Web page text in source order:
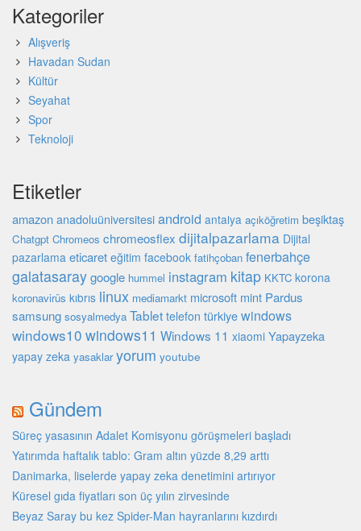
Kategoriler
Alışveriş
Havadan Sudan
Kültür
Seyahat
Spor
Teknoloji
Etiketler
amazon anadoluüniversitesi android antalya açıköğretim beşiktaş
Chatgpt Chromeos chromeosflex dijitalpazarlama Dijital
pazarlama eticaret eğitim facebook fatihçoban fenerbahçe
galatasaraygoogle hummel instagram kitap KKTC korona
koronavirüs kıbrıs linux mediamarkt microsoft mint Pardus
samsung sosyalmedya Tablet telefon türkiyewindows
windows10 windows11 Windows 11 xiaomi Yapayzeka
yapay zeka yasaklar yorum youtube
Gündem
Süreç yasasının Adalet Komisyonu görüşmeleri başladı
Yatırımda haftalık tablo: Gram altın yüzde 8,29 arttı
Danimarka, liselerde yapay zeka denetimini artırıyor
Küresel gıda fiyatları son üç yılın zirvesinde
Beyaz Saray bu kez Spider-Man hayranlarını kızdırdı